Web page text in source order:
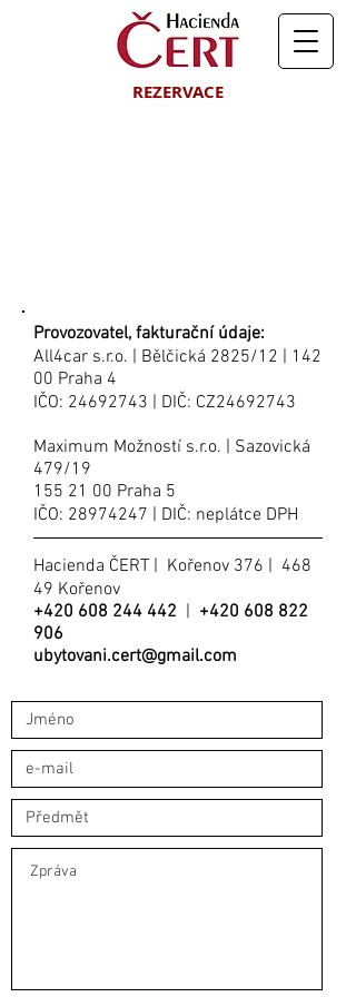
REZERVACE
Provozovatel, fakturační údaje:
All4car s.r.o. | Bělčická 2825/12 | 142
00 Praha 4
IČO: 24692743 | DIČ: CZ24692743
Maximum Možností s.r.o. | Sazovická
479/19
155 21 00 Praha 5
IČO: 28974247 | DIČ: neplátce DPH
Hacienda ČERT | Kořenov 376 | 468
49 Kořenov
+420 608 244 442 | +420 608 822
906
ubytovani.cert@gmail.com